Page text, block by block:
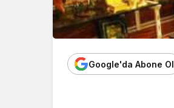
Google'da Abone Ol